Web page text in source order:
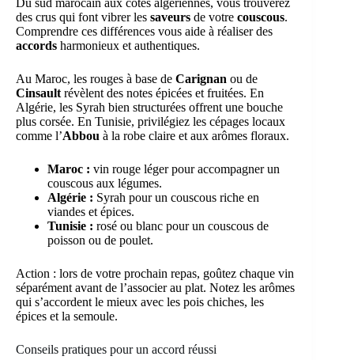
des crus qui font vibrer les saveurs de votre couscous.
Comprendre ces différences vous aide à réaliser des
accords harmonieux et authentiques.
Au Maroc, les rouges à base de Carignan ou de
Cinsault révèlent des notes épicées et fruitées. En
Algérie, les Syrah bien structurées offrent une bouche
plus corsée. En Tunisie, privilégiez les cépages locaux
comme l’Abbou à la robe claire et aux arômes floraux.
Maroc : vin rouge léger pour accompagner un
couscous aux légumes.
Algérie : Syrah pour un couscous riche en
viandes et épices.
Tunisie : rosé ou blanc pour un couscous de
poisson ou de poulet.
Action : lors de votre prochain repas, goûtez chaque vin
séparément avant de l’associer au plat. Notez les arômes
qui s’accordent le mieux avec les pois chiches, les
épices et la semoule.
Conseils pratiques pour un accord réussi